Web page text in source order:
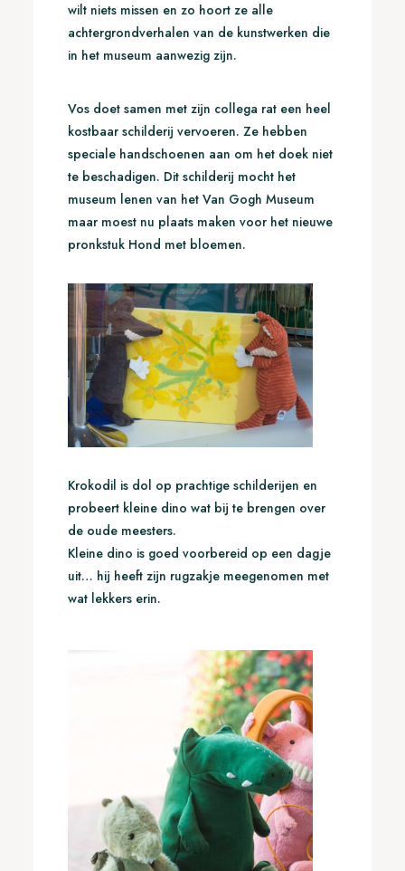
wilt niets missen en zo hoort ze alle
achtergrondverhalen van de kunstwerken die
in het museum aanwezig zijn.
Vos doet samen met zijn collega rat een heel
kostbaar schilderij vervoeren. Ze hebben
speciale handschoenen aan om het doek niet
te beschadigen. Dit schilderij mocht het
museum lenen van het Van Gogh Museum
maar moest nu plaats maken voor het nieuwe
pronkstuk Hond met bloemen.
Krokodil is dol op prachtige schilderijen en
probeert kleine dino wat bij te brengen over
de oude meesters.
Kleine dino is goed voorbereid op een dagje
uit… hij heeft zijn rugzakje meegenomen met
wat lekkers erin.